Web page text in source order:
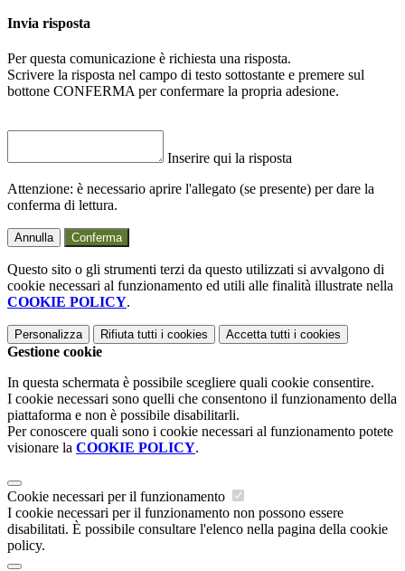
Invia risposta
Per questa comunicazione è richiesta una risposta.
Scrivere la risposta nel campo di testo sottostante e premere sul
bottone CONFERMA per confermare la propria adesione.
Inserire qui la risposta
Attenzione: è necessario aprire l'allegato (se presente) per dare la
conferma di lettura.
Annulla Conferma
Questo sito o gli strumenti terzi da questo utilizzati si avvalgono di
cookie necessari al funzionamento ed utili alle finalità illustrate nella
COOKIE POLICY.
Personalizza Rifiuta tutti i cookies Accetta tutti i cookies
Gestione cookie
In questa schermata è possibile scegliere quali cookie consentire.
I cookie necessari sono quelli che consentono il funzionamento della
piattaforma e non è possibile disabilitarli.
Per conoscere quali sono i cookie necessari al funzionamento potete
visionare la COOKIE POLICY.
Cookie necessari per il funzionamento
I cookie necessari per il funzionamento non possono essere
disabilitati. È possibile consultare l'elenco nella pagina della cookie
policy.